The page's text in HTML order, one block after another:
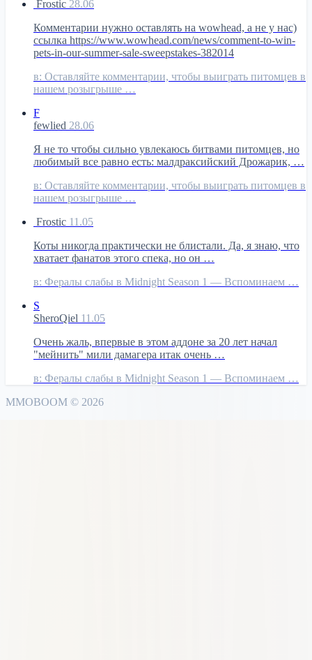
Frostic 28.06
Комментарии нужно оставлять на wowhead, а не у нас)
ссылка https://www.wowhead.com/news/comment-to-win-
pets-in-our-summer-sale-sweepstakes-382014
в: Оставляйте комментарии, чтобы выиграть питомцев в
нашем розыгрыше …
F
fewlied 28.06
Я не то чтобы сильно увлекаюсь битвами питомцев, но
любимый все равно есть: малдраксийский Дрожарик, …
в: Оставляйте комментарии, чтобы выиграть питомцев в
нашем розыгрыше …
Frostic 11.05
Коты никогда практически не блистали. Да, я знаю, что
хватает фанатов этого спека, но он …
в: Фералы слабы в Midnight Season 1 — Вспоминаем …
S
SheroQiel 11.05
Очень жаль, впервые в этом аддоне за 20 лет начал
"мейнить" мили дамагера итак очень …
в: Фералы слабы в Midnight Season 1 — Вспоминаем …
MMOBOOM © 2026